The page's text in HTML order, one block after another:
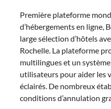
Première plateforme
d’hébergements en ligne,
large sélection d’hôtels
Rochelle. La plateforme
multilingues et un
utilisateurs pour aider les
éclairés. De nombreux
conditions d’annulation